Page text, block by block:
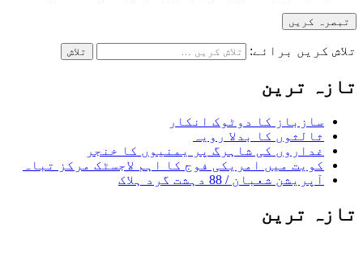
تلاش کریں برائے:
تازہ ترین
سازباز کا دوٹوک انکار
ثالثوں کا بدلا رویہ
غداروں کی شاہرگ پر یمنیوں کا خنجر
کویت میں امریکی فوج کا اہم لاجسٹک مرکز تباہ
آپریشن شعبان / 88 دہشت گرد ہلاک
تازہ ترین